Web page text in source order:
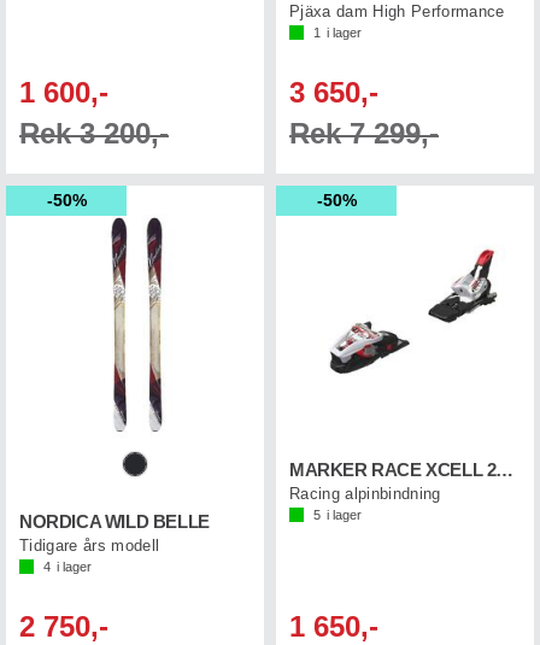
1 600,-
Rek 3 200,-
Pjäxa dam High Performance
1 i lager
3 650,-
Rek 7 299,-
50%
NORDICA WILD BELLE
Tidigare års modell
4 i lager
2 750,-
50%
MARKER RACE XCELL 24 Vit
Racing alpinbindning
5 i lager
1 650,-